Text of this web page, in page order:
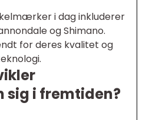
i dag inkluderer
og Shimano.
for deres kvalitet og
sig i fremtiden?